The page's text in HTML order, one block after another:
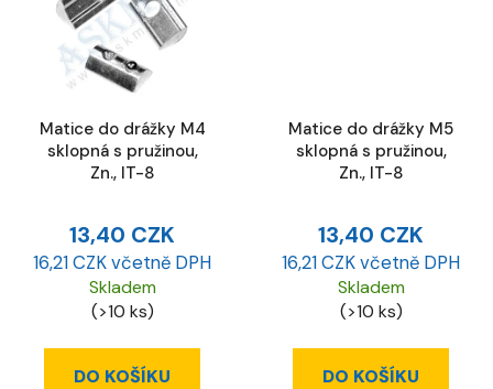
Matice do drážky M4
sklopná s pružinou,
Zn., IT-8
13,40 CZK
16,21 CZK včetně DPH
Skladem
(>10 ks)
DO KOŠÍKU
Matice do drážky M5
sklopná s pružinou,
Zn., IT-8
13,40 CZK
16,21 CZK včetně DPH
Skladem
(>10 ks)
DO KOŠÍKU